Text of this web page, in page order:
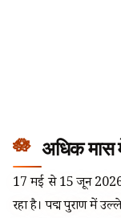
अधिक मास
17 मई से 15 जून
रहा है। पद्म पुराण में